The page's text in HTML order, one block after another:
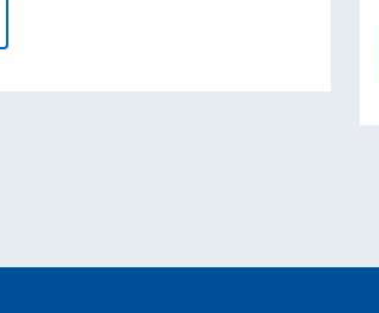
TERREMOTO VENEZUELA